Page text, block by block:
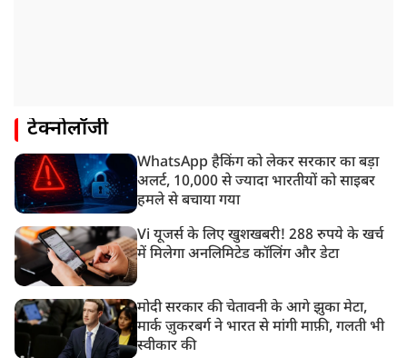
टेक्नोलॉजी
WhatsApp हैकिंग को लेकर सरकार का बड़ा
अलर्ट, 10,000 से ज्यादा भारतीयों को साइबर
हमले से बचाया गया
Vi यूजर्स के लिए खुशखबरी! 288 रुपये के खर्च
में मिलेगा अनलिमिटेड कॉलिंग और डेटा
मोदी सरकार की चेतावनी के आगे झुका मेटा,
मार्क ज़ुकरबर्ग ने भारत से मांगी माफ़ी, गलती भी
स्वीकार की